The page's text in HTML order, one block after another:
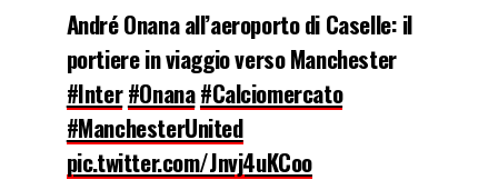
André Onana all’aeroporto di Caselle: il
portiere in viaggio verso Manchester
#Inter#Onana#Calciomercato
#ManchesterUnited
pic.twitter.com/Jnvj4uKCoo